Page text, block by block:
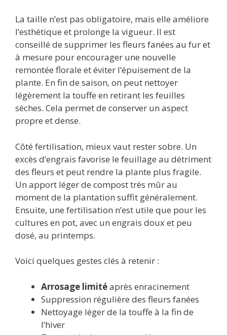
La taille n’est pas obligatoire, mais elle améliore
l’esthétique et prolonge la vigueur. Il est
conseillé de supprimer les fleurs fanées au fur et
à mesure pour encourager une nouvelle
remontée florale et éviter l’épuisement de la
plante. En fin de saison, on peut nettoyer
légèrement la touffe en retirant les feuilles
sèches. Cela permet de conserver un aspect
propre et dense.
Côté fertilisation, mieux vaut rester sobre. Un
excès d’engrais favorise le feuillage au détriment
des fleurs et peut rendre la plante plus fragile.
Un apport léger de compost très mûr au
moment de la plantation suffit généralement.
Ensuite, une fertilisation n’est utile que pour les
cultures en pot, avec un engrais doux et peu
dosé, au printemps.
Voici quelques gestes clés à retenir :
Arrosage limitéaprès enracinement
Suppression régulière des fleurs fanées
Nettoyage léger de la touffe à la fin de
l’hiver